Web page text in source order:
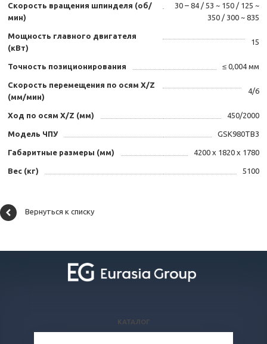
Скорость вращения шпинделя (об/
мин)
30 – 84 / 53 ~ 150 / 125 ~
350 / 300 ~ 835
Мощность главного двигателя
(кВт)
15
Точность позиционирования ≤ 0,004 мм
Скорость перемещения по осям X/Z
(мм/мин)
4/6
Ход по осям X/Z (мм) 450/2000
Модель ЧПУ GSK980TB3
Габаритные размеры (мм) 4200 х 1820 х 1780
Вес (кг) 5100
Вернуться к списку
КАТАЛОГ